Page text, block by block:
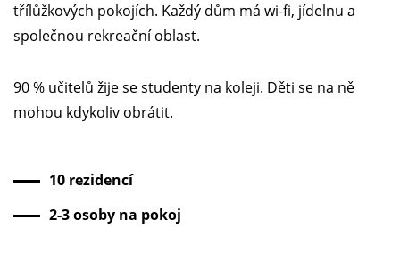
třílůžkových pokojích. Každý dům má wi-fi, jídelnu a
společnou rekreační oblast.
90 % učitelů žije se studenty na koleji. Děti se na ně
mohou kdykoliv obrátit.
10 rezidencí
2-3 osoby na pokoj